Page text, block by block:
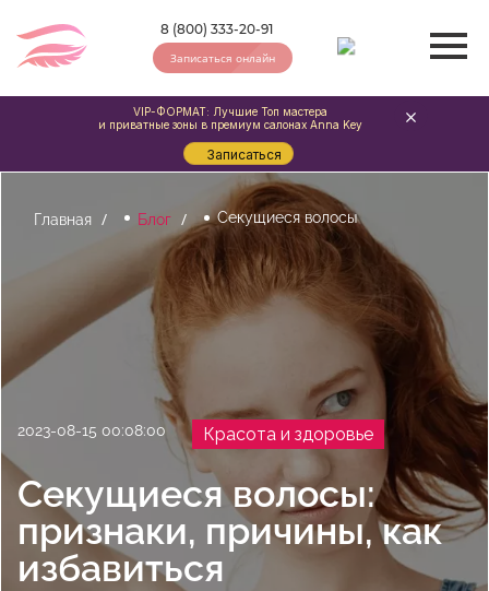
8 (800) 333-20-91
Записаться онлайн
Главная Блог Секущиеся волосы
2023-08-15 00:08:00 Красота и здоровье
Секущиеся волосы:
признаки, причины, как
избавиться
VIP-ФОРМАТ: Лучшие Топ мастера
и приватные зоны в премиум салонах Anna Key
Записаться